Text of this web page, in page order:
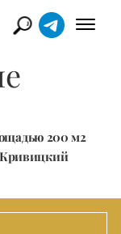
200 м2
Кривицкий